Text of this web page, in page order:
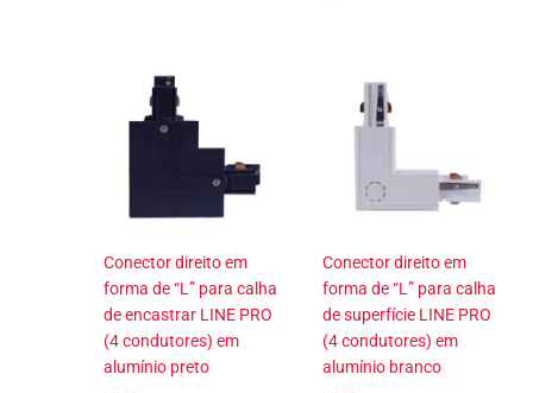
Conector direito em
forma de “L” para calha
de encastrar LINE PRO
(4 condutores) em
alumínio preto
Conector direito em
forma de “L” para calha
de superfície LINE PRO
(4 condutores) em
alumínio branco